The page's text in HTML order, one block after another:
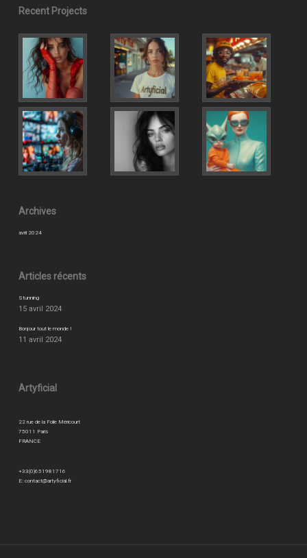
Recent Projects
Archives
avril 2024
Articles récents
Stunning
15 avril 2024
Bonjour tout le monde !
11 avril 2024
Artyficial
22 rue de la Folie Méricourt
75011 Paris
FRANCE
+33(0)651981716
E: contact@artyficial.fr